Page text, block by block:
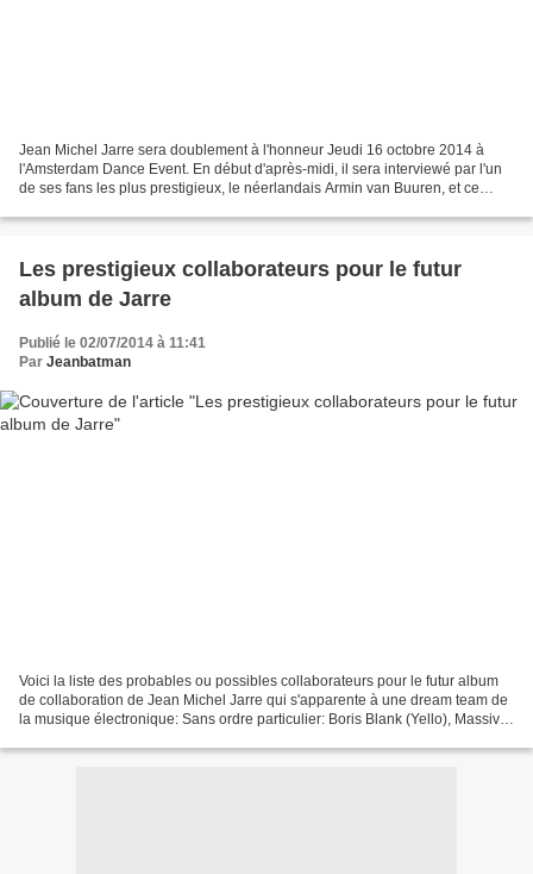
Jean Michel Jarre sera doublement à l'honneur Jeudi 16 octobre 2014 à
l'Amsterdam Dance Event. En début d'après-midi, il sera interviewé par l'un
de ses fans les plus prestigieux, le néerlandais Armin van Buuren, et ce
Les prestigieux collaborateurs pour le futur
album de Jarre
Publié le 02/07/2014 à 11:41
Par Jeanbatman
Voici la liste des probables ou possibles collaborateurs pour le futur album
de collaboration de Jean Michel Jarre qui s'apparente à une dream team de
la musique électronique: Sans ordre particulier: Boris Blank (Yello), Massive